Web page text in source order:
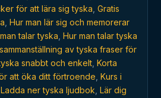
för att lära sig tyska Gratis
Hur man lär sig och memorerar
talar tyska Hur man talar tyska
av tyska fraser för
snabbt och enkelt Korta
att öka ditt förtroende Kurs i
Ladda ner tyska ljudbok Lär dig